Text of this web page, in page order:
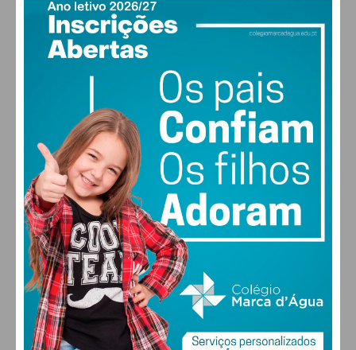
PAÇOS DE FERREIRA
°
86% humidade
vento: 1m/s E
MAX 16 • MIN 16
30°
SEX
28
SÁB
27°
DOM
29 °
SEG
ALTERAR